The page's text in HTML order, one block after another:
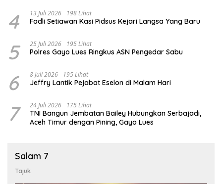
4 13 Juli 2026 198 Lihat
Fadli Setiawan Kasi Pidsus Kejari Langsa Yang Baru
5 25 Juli 2026 195 Lihat
Polres Gayo Lues Ringkus ASN Pengedar Sabu
6 8 Juli 2026 195 Lihat
Jeffry Lantik Pejabat Eselon di Malam Hari
7 24 Juli 2026 175 Lihat
TNI Bangun Jembatan Bailey Hubungkan Serbajadi,
Aceh Timur dengan Pining, Gayo Lues
Salam 7
Tajuk